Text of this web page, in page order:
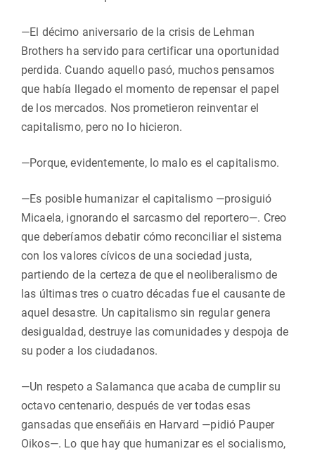
—El décimo aniversario de la crisis de Lehman
Brothers ha servido para certificar una oportunidad
perdida. Cuando aquello pasó, muchos pensamos
que había llegado el momento de repensar el papel
de los mercados. Nos prometieron reinventar el
capitalismo, pero no lo hicieron.
—Porque, evidentemente, lo malo es el capitalismo.
—Es posible humanizar el capitalismo —prosiguió
Micaela, ignorando el sarcasmo del reportero—. Creo
que deberíamos debatir cómo reconciliar el sistema
con los valores cívicos de una sociedad justa,
partiendo de la certeza de que el neoliberalismo de
las últimas tres o cuatro décadas fue el causante de
aquel desastre. Un capitalismo sin regular genera
desigualdad, destruye las comunidades y despoja de
su poder a los ciudadanos.
—Un respeto a Salamanca que acaba de cumplir su
octavo centenario, después de ver todas esas
gansadas que enseñáis en Harvard —pidió Pauper
Oikos—. Lo que hay que humanizar es el socialismo,